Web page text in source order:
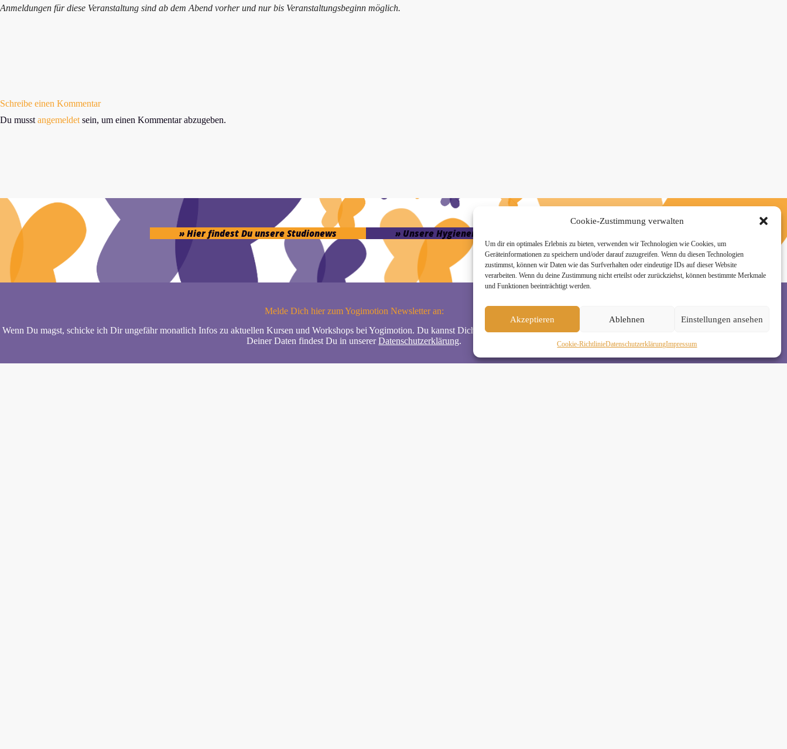
Cookie-Zustimmung verwalten
Um dir ein optimales Erlebnis zu bieten, verwenden wir Technologien wie Cookies, um
Geräteinformationen zu speichern und/oder darauf zuzugreifen. Wenn du diesen Technologien
zustimmst, können wir Daten wie das Surfverhalten oder eindeutige IDs auf dieser Website
verarbeiten. Wenn du deine Zustimmung nicht erteilst oder zurückziehst, können bestimmte Merkmale
und Funktionen beeinträchtigt werden.
Akzeptieren Ablehnen Einstellungen ansehen
Cookie-RichtlinieDaten­schutz­erklä­rungImpressum
Anmeldungen für diese Veranstaltung sind ab dem Abend vorher und nur bis Veranstaltungsbeginn möglich.
Schreibe einen Kommentar
Du musst angemeldet sein, um einen Kommentar abzugeben.
» Hier findest Du unsere Studionews » Unsere Hygienemassnahmen
Melde Dich hier zum Yogimotion Newsletter an:
Wenn Du magst, schicke ich Dir ungefähr monatlich Infos zu aktuellen Kursen und Workshops bei Yogimotion. Du kannst Dich natürlich jederzeit wieder abmelden. Alle Details zur Nutzung
Deiner Daten findest Du in unsererDatenschutzerklärung.